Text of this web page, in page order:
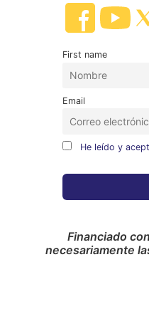
First name
Email
He leído y
Financiado
necesariamente